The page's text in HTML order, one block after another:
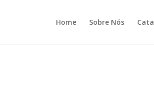
Home Sobre Nós